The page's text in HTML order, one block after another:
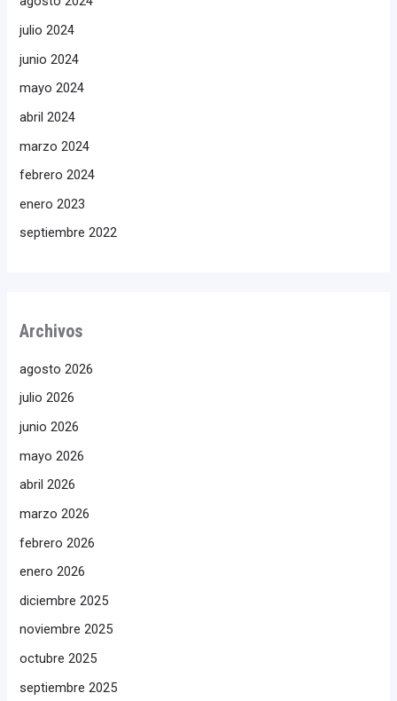
julio 2024
junio 2024
mayo 2024
abril 2024
marzo 2024
febrero 2024
enero 2023
septiembre 2022
Archivos
agosto 2026
julio 2026
junio 2026
mayo 2026
abril 2026
marzo 2026
febrero 2026
enero 2026
diciembre 2025
noviembre 2025
octubre 2025
septiembre 2025